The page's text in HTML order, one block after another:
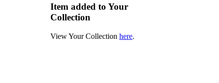
Item added to Your
Collection
View Your Collection here.